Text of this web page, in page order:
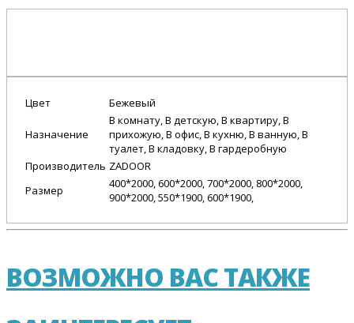
Цвет Бежевый
Назначение
В комнату, В детскую, В квартиру, В
прихожую, В офис, В кухню, В ванную, В
туалет, В кладовку, В гардеробную
Производитель ZADOOR
Размер
400*2000, 600*2000, 700*2000, 800*2000,
900*2000, 550*1900, 600*1900,
ВОЗМОЖНО ВАС ТАКЖЕ